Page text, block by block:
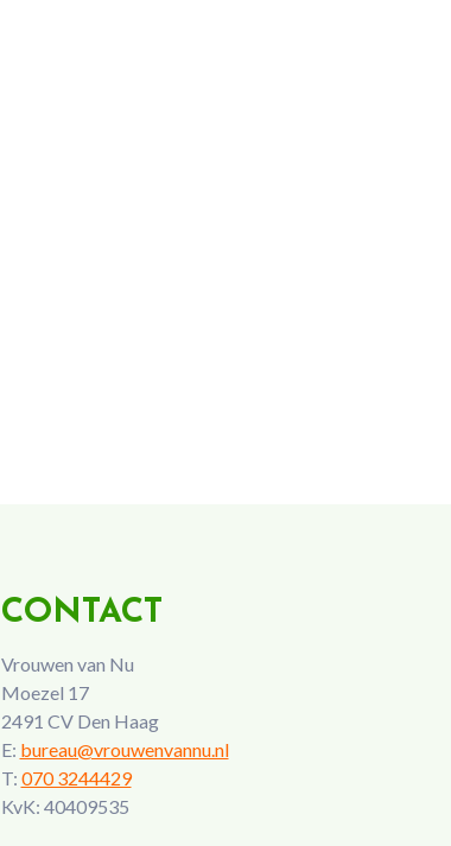
CONTACT
Vrouwen van Nu
Moezel 17
2491 CV Den Haag
E: bureau@vrouwenvannu.nl
T: 070 3244429
KvK: 40409535